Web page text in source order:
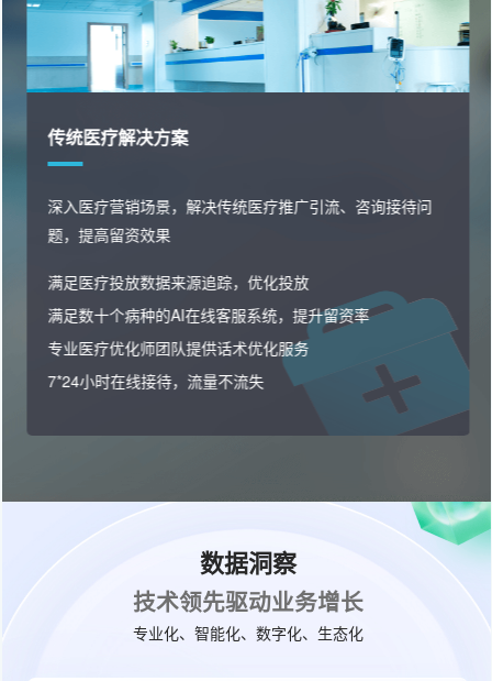
传统医疗解决方案
深入医疗营销场景，解决传统医疗推广引流、咨询接待问
题，提高留资效果
满足医疗投放数据来源追踪，优化投放
满足数十个病种的AI在线客服系统，提升留资率
专业医疗优化师团队提供话术优化服务
7*24小时在线接待，流量不流失
数据洞察
技术领先驱动业务增长
专业化、智能化、数字化、生态化